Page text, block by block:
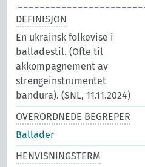
DEFINISJON
En ukrainsk folkevise i
balladestil. (Ofte til
akkompagnement av
strengeinstrumentet
bandura). (SNL, 11.11.2024)
OVERORDNEDE BEGREPER
Ballader
HENVISNINGSTERM